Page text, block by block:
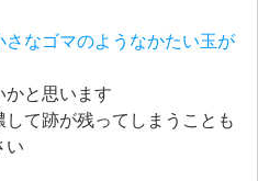
なゴマのようなかたい玉が
かと思います
て跡が残ってしまうことも
い